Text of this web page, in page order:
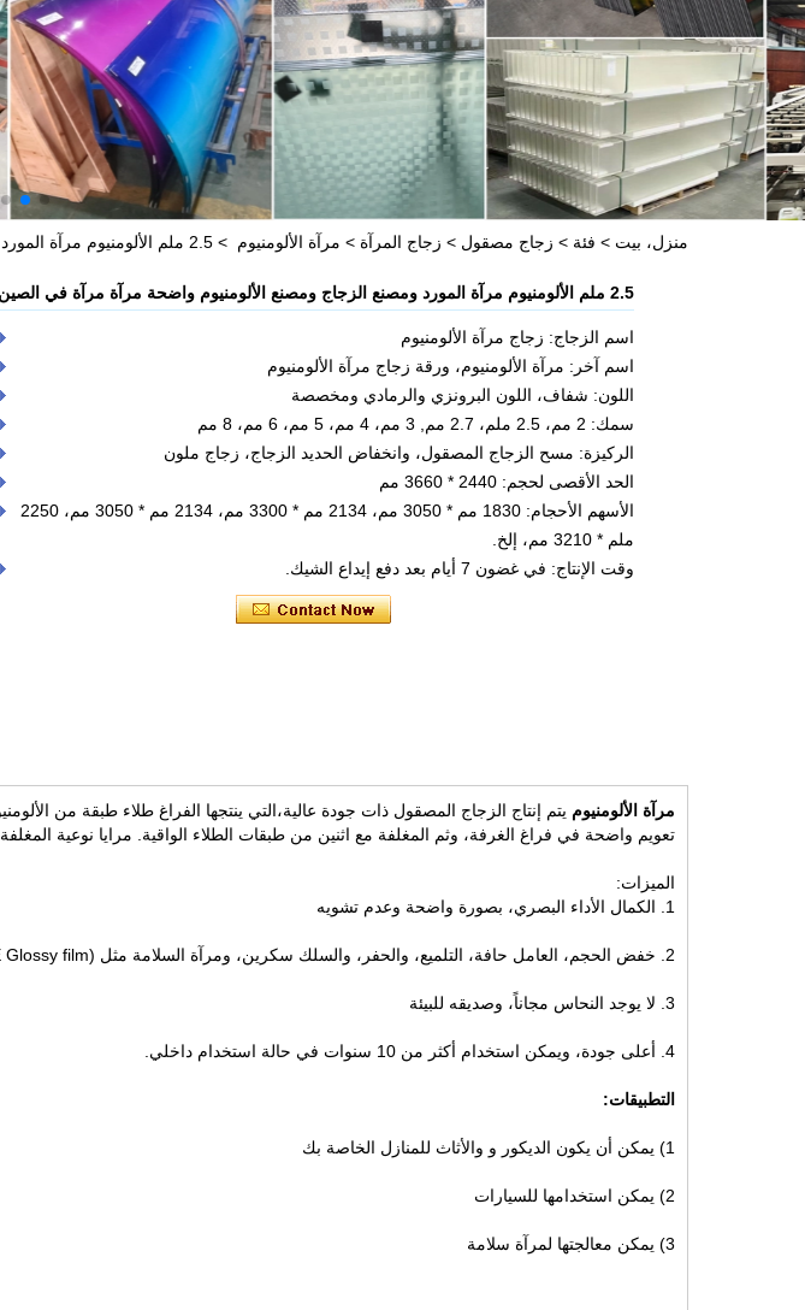
منزل، بيت > فئة > زجاج مصقول > زجاج المرآة > مرآة الألومنيوم > 2.5 ملم الألومنيوم مرآة المورد ومصنع الزجاج ومصنع الألومنيوم واضحة مرآة مرآة في الصين
2.5 ملم الألومنيوم مرآة المورد ومصنع الزجاج ومصنع الألومنيوم واضحة مرآة مرآة في الصين
اسم الزجاج: زجاج مرآة الألومنيوم
اسم آخر: مرآة الألومنيوم، ورقة زجاج مرآة الألومنيوم
اللون: شفاف، اللون البرونزي والرمادي ومخصصة
سمك: 2 مم، 2.5 ملم، 2.7 مم, 3 مم، 4 مم، 5 مم، 6 مم، 8 مم
الركيزة: مسح الزجاج المصقول، وانخفاض الحديد الزجاج، زجاج ملون
الحد الأقصى لحجم: 2440 * 3660 مم
الأسهم الأحجام: 1830 مم * 3050 مم، 2134 مم * 3300 مم، 2134 مم * 3050 مم، 2250
ملم * 3210 مم، إلخ.
وقت الإنتاج: في غضون 7 أيام بعد دفع إيداع الشيك.
مرآة الألومنيوم يتم إنتاج الزجاج المصقول ذات جودة عالية،التي ينتجها الفراغ طلاء طبقة من
تعويم واضحة في فراغ الغرفة، وثم المغلفة مع اثنين من طبقات الطلاء الواقية. مرايا نوعية
الميزات:
1. الكمال الأداء البصري، بصورة واضحة وعدم تشويه
2. خفض الحجم، العامل حافة، التلميع، والحفر، والسلك سكرين، ومرآة السلامة مثل I(PE Glossy film) القط والقط II(PVC woven fabric film)
3. لا يوجد النحاس مجاناً، وصديقه للبيئة
4. أعلى جودة، ويمكن استخدام أكثر من 10 سنوات في حالة استخدام داخلي.
التطبيقات:
1) يمكن أن يكون الديكور و والأثاث للمنازل الخاصة بك
2) يمكن استخدامها للسيارات
3) يمكن معالجتها لمرآة سلامة